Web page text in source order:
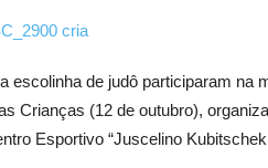
escolinha de judô participaram na
Crianças (12 de outubro),
Esportivo “Juscelino